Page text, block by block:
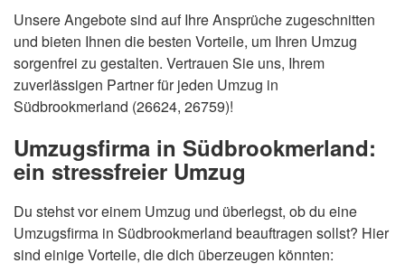
Unsere Angebote sind auf Ihre Ansprüche zugeschnitten
und bieten Ihnen die besten Vorteile, um Ihren Umzug
sorgenfrei zu gestalten. Vertrauen Sie uns, Ihrem
zuverlässigen Partner für jeden Umzug in
Südbrookmerland (26624, 26759)!
Umzugsfirma in Südbrookmerland:
ein stressfreier Umzug
Du stehst vor einem Umzug und überlegst, ob du eine
Umzugsfirma in Südbrookmerland beauftragen sollst? Hier
sind einige Vorteile, die dich überzeugen könnten: